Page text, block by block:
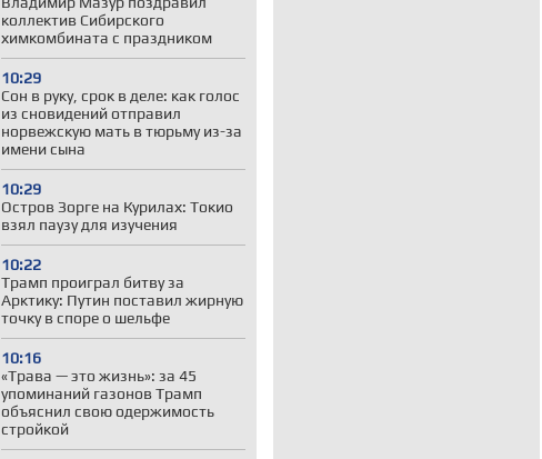
коллектив Сибирского
химкомбината с праздником
10:29
Сон в руку, срок в деле: как голос
из сновидений отправил
норвежскую мать в тюрьму из-за
имени сына
10:29
Остров Зорге на Курилах: Токио
взял паузу для изучения
10:22
Трамп проиграл битву за
Арктику: Путин поставил жирную
точку в споре о шельфе
10:16
«Трава — это жизнь»: за 45
упоминаний газонов Трамп
объяснил свою одержимость
стройкой